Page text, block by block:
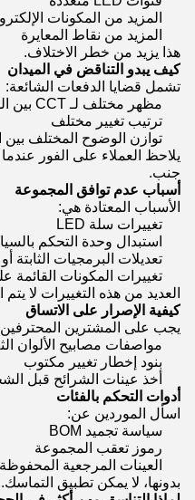
المزيد من المكونات
المزيد من نقاط المعايرة
هذا يزيد من خطر الاختلاف.
كيف يبدو التناقض في الميدان
تشمل قضايا الدفعات الشائعة:
مظهر مختلف لـ CCT بين الشحنات
ترتيب تغيير مختلف
توازن الوضوح المختلف بين
يلاحظ العملاء على الفور
جنب.
أسباب عدم توافق المجموعة
الأسباب المعتادة هي:
تغييرات سلة LED
استبدال وحدة التحكم
تعديلات البرمجيات الثابتة
تغييرات المكونات القائمة
العديد من هذه التغييرات لا يتم
كيفية الإصرار على الاتساق
يجب على المشترين المحترفين
مواصفات مصابيح الألوان
بنود إخطار تغيير مكتوب
أخذ عينات الشرائح قبل
أدوات التحكم بالفئات
اسأل الموردين عن:
سياسة تجميد BOM
رموز تعقب المجموعة
العينات المرجعية المحفوظة
بدونها، لا يمكن تطبيق التماسك.